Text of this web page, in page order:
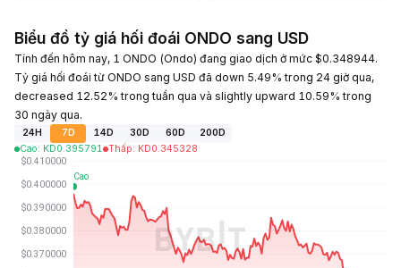
Biểu đồ tỷ giá hối đoái ONDO sang USD
Tính đến hôm nay, 1 ONDO (Ondo) đang giao dịch ở mức $0.348944.
Tỷ giá hối đoái từ ONDO sang USD đã down 5.49% trong 24 giờ qua,
decreased 12.52% trong tuần qua và slightly upward 10.59% trong
30 ngày qua.
24H 7D 14D 30D 60D
200D
Cao: KD0.395791 Thấp: KD0.345328